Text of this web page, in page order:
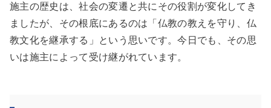
施主の歴史は、社会の変遷と共にその役割が変化してき
ましたが、その根底にあるのは「仏教の教えを守り、仏
教文化を継承する」という思いです。今日でも、その思
いは施主によって受け継がれています。